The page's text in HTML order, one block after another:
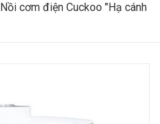
Nồi cơm điện Cuckoo "Hạ cánh